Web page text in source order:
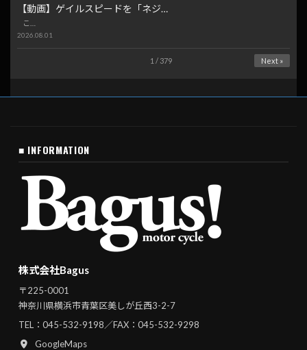
【動画】ゲイルスピードを「ネジ…
こ…
2026.08.01
1 / 379 Next »
■ INFORMATION
株式会社Bagus
〒225-0001
神奈川県横浜市青葉区美しが丘西3-2-7
TEL： 045-532-9198／FAX：045-532-9298
GoogleMaps